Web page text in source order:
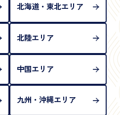
北海道・東北エリア
北陸エリア
中国エリア
九州・沖縄エリア